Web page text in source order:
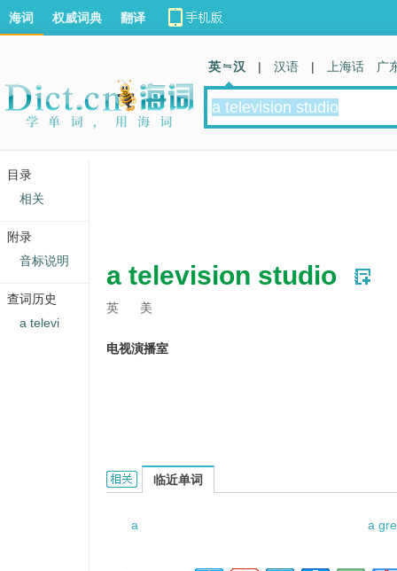
a television studio
英 美
电视演播室
a television studio的相关资料：
临近单词
a a
海词 权威词典 翻译
英 汉 | 汉语 | 上海话 广
目录
相关
附录
音标说明
查词历史
a televi